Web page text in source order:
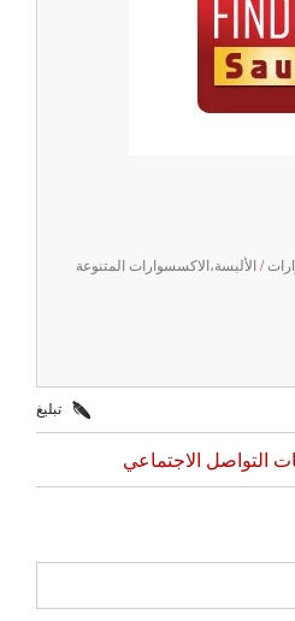
/ الألبسة،الاكسسوارات المتنوعة
تبليغ
التواصل الاجتماعي